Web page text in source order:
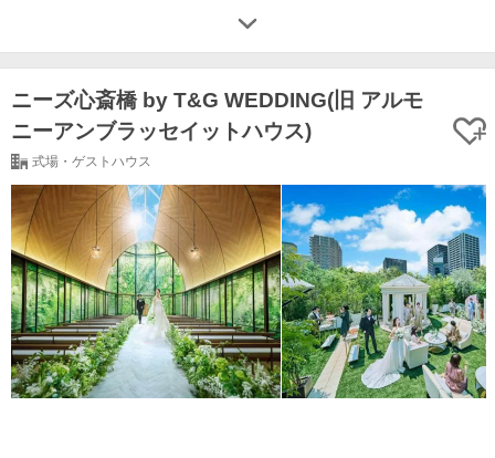
ニーズ心斎橋 by T&G WEDDING(旧 アルモ
ニーアンブラッセイットハウス)
式場・ゲストハウス